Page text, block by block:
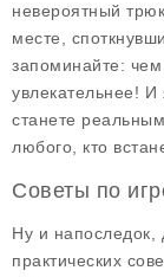
невероятный
месте,
запоминайте:
увлекательнее! И
станете
любого, кто
Советы по
Ну и напоследок,
практических